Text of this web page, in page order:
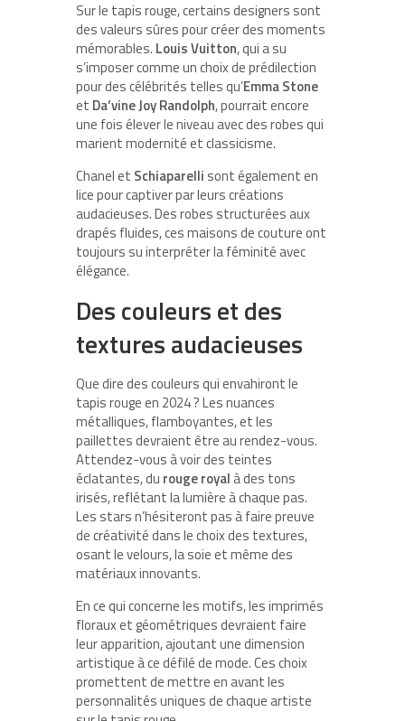
Sur le tapis rouge, certains designers sont
des valeurs sûres pour créer des moments
mémorables. Louis Vuitton, qui a su
s’imposer comme un choix de prédilection
pour des célébrités telles qu’Emma Stone
et Da’vine Joy Randolph, pourrait encore
une fois élever le niveau avec des robes qui
marient modernité et classicisme.
Chanel et Schiaparelli sont également en
lice pour captiver par leurs créations
audacieuses. Des robes structurées aux
drapés fluides, ces maisons de couture ont
toujours su interpréter la féminité avec
élégance.
Des couleurs et des
textures audacieuses
Que dire des couleurs qui envahiront le
tapis rouge en 2024 ? Les nuances
métalliques, flamboyantes, et les
paillettes devraient être au rendez-vous.
Attendez-vous à voir des teintes
éclatantes, du rouge royal à des tons
irisés, reflétant la lumière à chaque pas.
Les stars n’hésiteront pas à faire preuve
de créativité dans le choix des textures,
osant le velours, la soie et même des
matériaux innovants.
En ce qui concerne les motifs, les imprimés
floraux et géométriques devraient faire
leur apparition, ajoutant une dimension
artistique à ce défilé de mode. Ces choix
promettent de mettre en avant les
personnalités uniques de chaque artiste